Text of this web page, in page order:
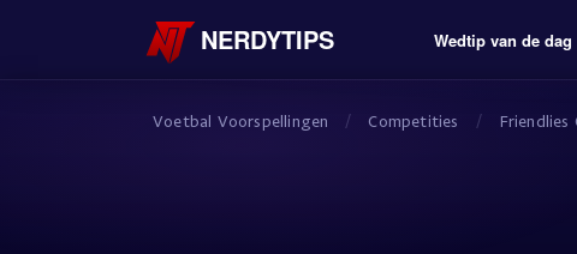
NERDYTIPS Wedtip van de dag
Voetbal Voorspellingen / Competities / Friendlies